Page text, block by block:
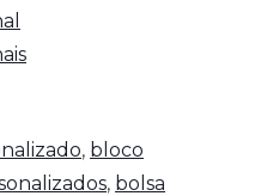
, bloco
, bolsa